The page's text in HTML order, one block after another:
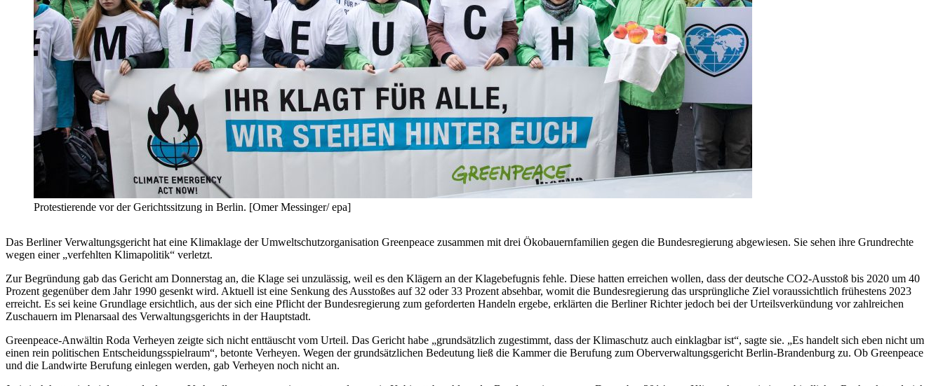
Protestierende vor der Gerichtssitzung in Berlin. [Omer Messinger/ epa]
Das Berliner Verwaltungsgericht hat eine Klimaklage der Umweltschutzorganisation Greenpeace zusammen mit drei Ökobauernfamilien gegen die Bundesregierung abgewiesen. Sie sehen ihre Grundrechte
wegen einer „verfehlten Klimapolitik“ verletzt.
Zur Begründung gab das Gericht am Donnerstag an, die Klage sei unzulässig, weil es den Klägern an der Klagebefugnis fehle. Diese hatten erreichen wollen, dass der deutsche CO2-Ausstoß bis 2020 um 40
Prozent gegenüber dem Jahr 1990 gesenkt wird. Aktuell ist eine Senkung des Ausstoßes auf 32 oder 33 Prozent absehbar, womit die Bundesregierung das ursprüngliche Ziel voraussichtlich frühestens 2023
erreicht. Es sei keine Grundlage ersichtlich, aus der sich eine Pflicht der Bundesregierung zum geforderten Handeln ergebe, erklärten die Berliner Richter jedoch bei der Urteilsverkündung vor zahlreichen
Zuschauern im Plenarsaal des Verwaltungsgerichts in der Hauptstadt.
Greenpeace-Anwältin Roda Verheyen zeigte sich nicht enttäuscht vom Urteil. Das Gericht habe „grundsätzlich zugestimmt, dass der Klimaschutz auch einklagbar ist“, sagte sie. „Es handelt sich eben nicht um
einen rein politischen Entscheidungsspielraum“, betonte Verheyen. Wegen der grundsätzlichen Bedeutung ließ die Kammer die Berufung zum Oberverwaltungsgericht Berlin-Brandenburg zu. Ob Greenpeace
und die Landwirte Berufung einlegen werden, gab Verheyen noch nicht an.